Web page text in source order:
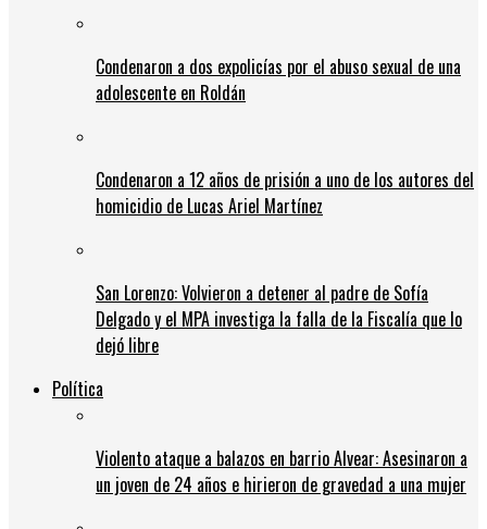
Condenaron a dos expolicías por el abuso sexual de una
adolescente en Roldán
Condenaron a 12 años de prisión a uno de los autores del
homicidio de Lucas Ariel Martínez
San Lorenzo: Volvieron a detener al padre de Sofía
Delgado y el MPA investiga la falla de la Fiscalía que lo
dejó libre
Política
Violento ataque a balazos en barrio Alvear: Asesinaron a
un joven de 24 años e hirieron de gravedad a una mujer